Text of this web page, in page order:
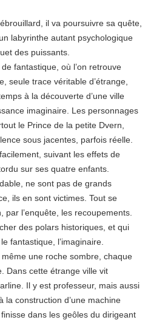
il va poursuivre sa quête,
labyrinthe autant psychologique
des puissants.
fantastique, où l’on retrouve
seule trace véritable d’étrange,
à la découverte d’une ville
imaginaire. Les personnages
le Prince de la petite Dvern,
sous jacentes, parfois réelle.
suivant les effets de
sur ses quatre enfants.
ne sont pas de grands
ils en sont victimes. Tout se
l’enquête, les recoupements.
des polars historiques, et qui
fantastique, l’imaginaire.
une roche sombre, chaque
Dans cette étrange ville vit
Il y est professeur, mais aussi
la construction d’une machine
dans les geôles du dirigeant